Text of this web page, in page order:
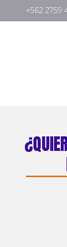
+562 2759